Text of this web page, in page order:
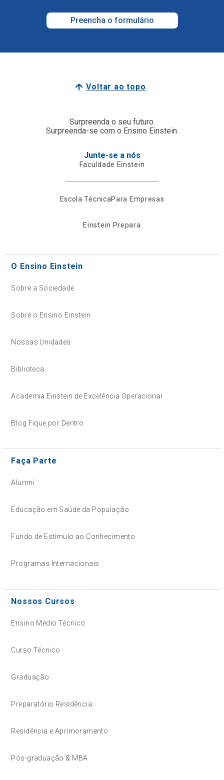
Preencha o formulário
Voltar ao topo
Surpreenda o seu futuro.
Surpreenda-se com o Ensino Einstein.
Junte-se a nós
Faculdade Einstein
Escola TécnicaPara Empresas
Einstein Prepara
O Ensino Einstein
Sobre a Sociedade
Sobre o Ensino Einstein
Nossas Unidades
Biblioteca
Academia Einstein de Excelência Operacional
Blog Fique por Dentro
Faça Parte
Alumni
Educação em Saúde da População
Fundo de Estímulo ao Conhecimento
Programas Internacionais
Nossos Cursos
Ensino Médio Técnico
Curso Técnico
Graduação
Preparatório Residência
Residência e Aprimoramento
Pós-graduação & MBA